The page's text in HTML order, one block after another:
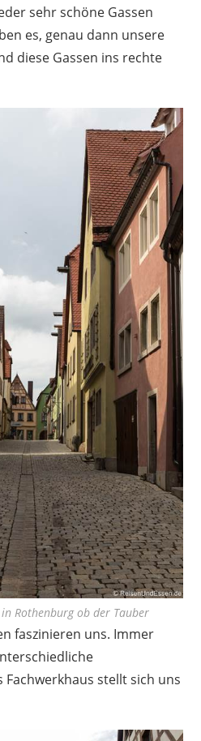
sehr schöne Gassen
es, genau dann unsere
diese Gassen ins rechte
in Rothenburg ob der Tauber
faszinieren uns. Immer
Fachwerkhaus stellt sich uns